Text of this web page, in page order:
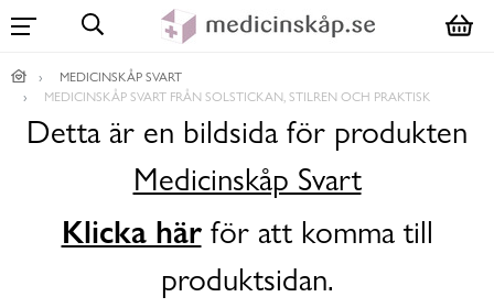
MEDICINSKÅP SVART
MEDICINSKÅP SVART FRÅN SOLSTICKAN, STILREN OCH PRAKTISK
Detta är en bildsida för produkten
Medicinskåp Svart
Klicka härför att komma till
produktsidan.